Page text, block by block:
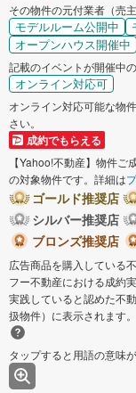
その物件の元付業者（売
モデルルーム公開中
オープンハウス開催中
記載のイベントが開催中
オンライン対応可
オンライン対応可能な物
さい。
成約でもらえる
【Yahoo!不動産】物件
の対象物件です。詳細は
ゴールド推奨店
シルバー推奨店
ブロンズ推奨店
広告商品を購入している
フー不動産における成約
実践していると認めた不
扱物件）に表示されます。
タップすると用語の意味